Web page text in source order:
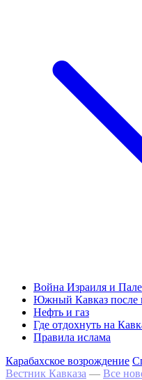
Война Израиля и
Южный Кавказ после
Нефть и газ
Где отдохнуть на
Правила ислама
Карабахское возрождение
Вестник Кавказа — Все